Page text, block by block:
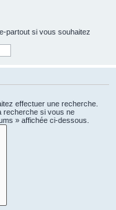
partout si vous souhaitez
effectuer une recherche.
recherche si vous ne
» affichée ci-dessous.